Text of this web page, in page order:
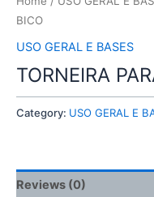
BICO
USO GERAL E BASES
TORNEIRA
Category: USO GERAL E
Reviews (0)